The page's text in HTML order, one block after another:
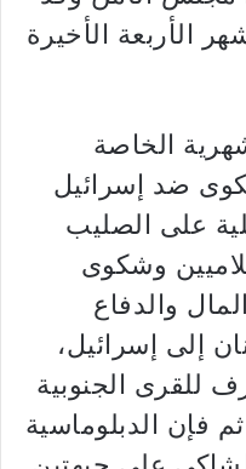
الأربعة الأخيرة
الخاصة
ضد إسرائيل
على الصليب
وشكوى
والدفاع
إلى إسرائيل،
للقرى الجنوبية
فإن الدبلوماسية